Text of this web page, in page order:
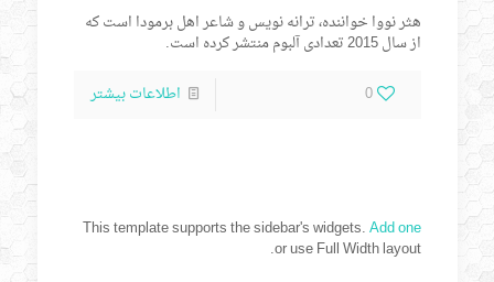
هثر نووا خواننده، ترانه نویس و شاعر اهل برمودا است که
از سال 2015 تعدادی آلبوم منتشر کرده است.
0
اطلاعات بیشتر
This template supports the sidebar's widgets.Add one
or use Full Width layout.